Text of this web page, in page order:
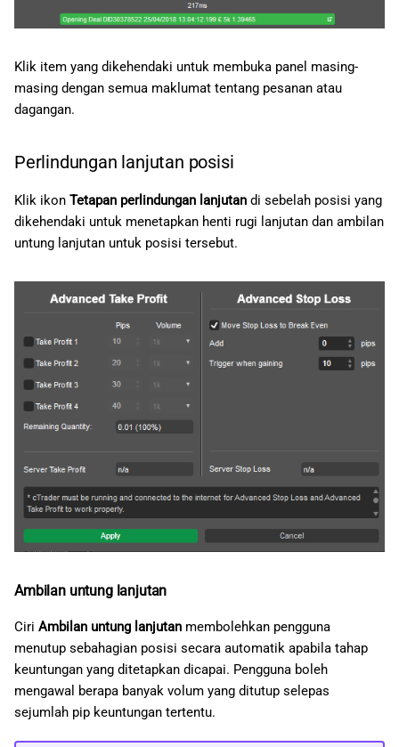
Klik item yang dikehendaki untuk membuka panel masing-
masing dengan semua maklumat tentang pesanan atau
dagangan.
Perlindungan lanjutan posisi
Klik ikon Tetapan perlindungan lanjutan di sebelah posisi yang
dikehendaki untuk menetapkan henti rugi lanjutan dan ambilan
untung lanjutan untuk posisi tersebut.
Ambilan untung lanjutan
Ciri Ambilan untung lanjutan membolehkan pengguna
menutup sebahagian posisi secara automatik apabila tahap
keuntungan yang ditetapkan dicapai. Pengguna boleh
mengawal berapa banyak volum yang ditutup selepas
sejumlah pip keuntungan tertentu.